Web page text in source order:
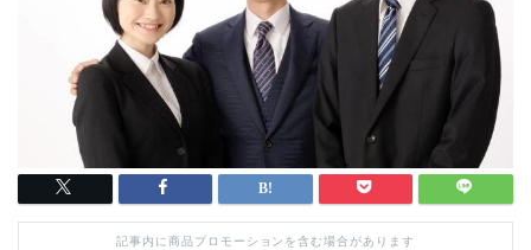
記事内に商品プロモーションを含む場合があります